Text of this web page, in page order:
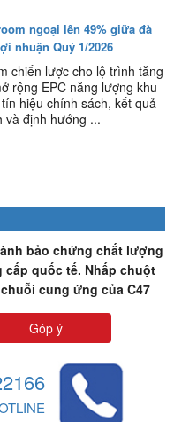
ngoại lên 49% giữa đà
nhuận Quý 1/2026
chiến lược cho lộ trình tăng
rộng EPC năng lượng khu
hiệu chính sách, kết quả
và định hướng ...
bảo chứng chất lượng
quốc tế. Nhấp chuột
cung ứng của C47
Góp ý